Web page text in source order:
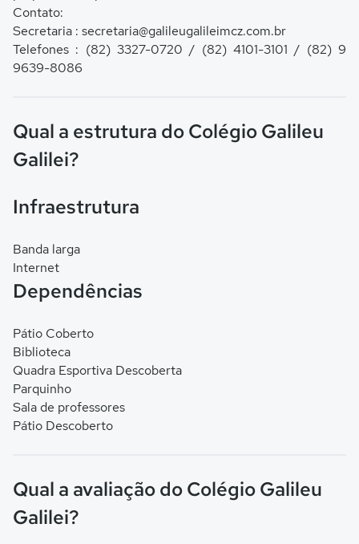
Contato:
Secretaria : secretaria@galileugalileimcz.com.br
Telefones : (82) 3327-0720 / (82) 4101-3101 / (82) 9
9639-8086
Qual a estrutura do Colégio Galileu
Galilei?
Infraestrutura
Banda larga
Internet
Dependências
Pátio Coberto
Biblioteca
Quadra Esportiva Descoberta
Parquinho
Sala de professores
Pátio Descoberto
Qual a avaliação do Colégio Galileu
Galilei?